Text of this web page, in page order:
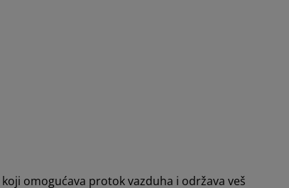
omogućava protok vazduha i održava veš